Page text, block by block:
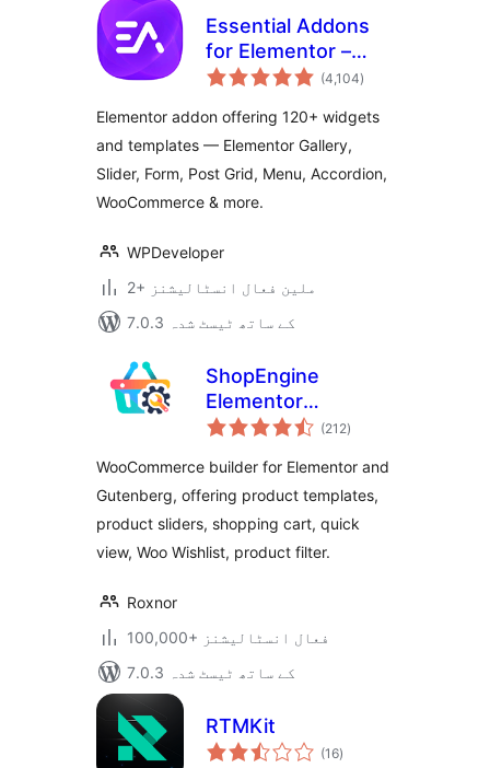
Essential Addons
for Elementor –
Popular Elementor
Widgets
(4,104مجموعی
درجہ
)
Elementor addon offering 120+ widgets
and templates — Elementor Gallery,
Slider, Form, Post Grid, Menu, Accordion,
WooCommerce & more.
WPDeveloper
2+ ملین فعال انسٹالیشنز
7.0.3 کے ساتھ ٹیسٹ شدہ
ShopEngine
Elementor
WooCommerce
in One
WooCommerce
Solution
(212مجموعی
درجہ
)
WooCommerce builder for Elementor and
Gutenberg, offering product templates,
product sliders, shopping cart, quick
view, Woo Wishlist, product filter.
Roxnor
100,000+ فعال انسٹالیشنز
7.0.3 کے ساتھ ٹیسٹ شدہ
RTMKit
(16مجموعی
درجہ
)